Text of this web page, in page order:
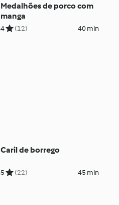
Medalhões de porco com
manga
4 (12) 40 min
Caril de borrego
5 (22) 45 min